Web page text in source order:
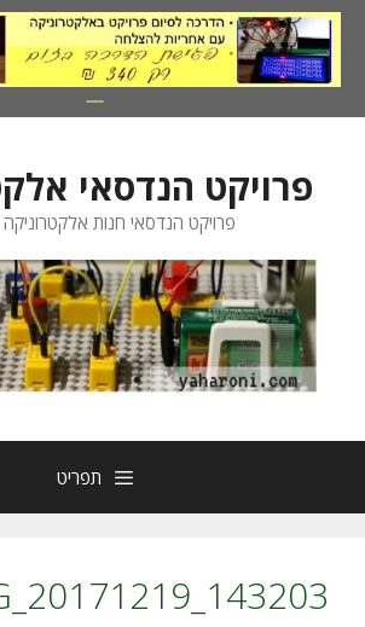
לדלג
לתוכן
פרויקט הנדסאי
פרויקט הנדסאי חנות אלקטרוניקה
תפריט